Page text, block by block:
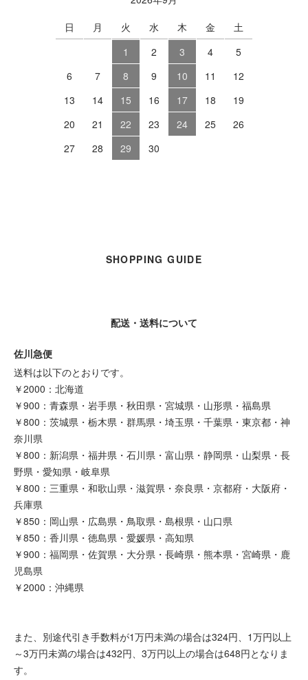
日
月 火 水 木 金
土
1
2 3 4
5
6
7 8 9 10 11
12
13
14 15 16 17 18
19
20
21 22 23 24 25
26
27
28 29 30
SHOPPING GUIDE
配送・送料について
佐川急便
送料は以下のとおりです。
￥2000：北海道
￥900：青森県・岩手県・秋田県・宮城県・山形県・福島県
￥800：茨城県・栃木県・群馬県・埼玉県・千葉県・東京都・神
奈川県
￥800：新潟県・福井県・石川県・富山県・静岡県・山梨県・長
野県・愛知県・岐阜県
￥800：三重県・和歌山県・滋賀県・奈良県・京都府・大阪府・
兵庫県
￥850：岡山県・広島県・鳥取県・島根県・山口県
￥850：香川県・徳島県・愛媛県・高知県
￥900：福岡県・佐賀県・大分県・長崎県・熊本県・宮崎県・鹿
児島県
￥2000：沖縄県
また、別途代引き手数料が1万円未満の場合は324円、1万円以上
～3万円未満の場合は432円、3万円以上の場合は648円となりま
す。